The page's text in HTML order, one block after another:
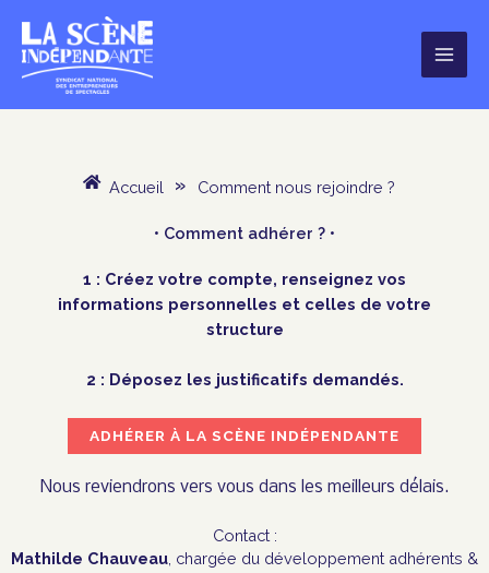
contenu
Accueil » Comment nous rejoindre ?
• Comment adhérer ? •
1 : Créez votre compte, renseignez vos
informations personnelles et celles de votre
structure
2 : Déposez les justificatifs demandés.
ADHÉRER À LA SCÈNE INDÉPENDANTE
Nous reviendrons vers vous dans les meilleurs délais.
Contact :
Mathilde Chauveau , chargée du développement adhérents &